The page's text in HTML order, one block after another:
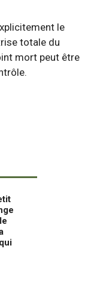
le
totale du
mort peut être